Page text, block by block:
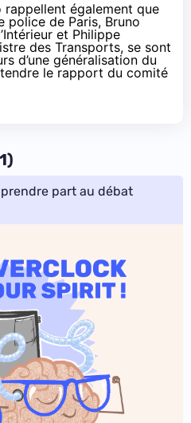
rappellent également que
police de Paris, Bruno
et Philippe
des Transports, se sont
d’une généralisation du
le rapport du comité
part au débat